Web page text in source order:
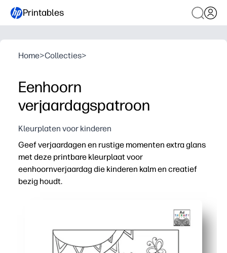
Printables
Home>Collecties>
Eenhoorn
verjaardagspatroon
Kleurplaten voor kinderen
Geef verjaardagen en rustige momenten extra glans
met deze printbare kleurplaat voor
eenhoornverjaardag die kinderen kalm en creatief
bezig houdt.
Gedetailleerde maar vriendelijke illustraties zorgen
Veelzijdig te gebruiken: placemats, taak die vroeg
Schermloze mindfulness die je installatietijd kost en